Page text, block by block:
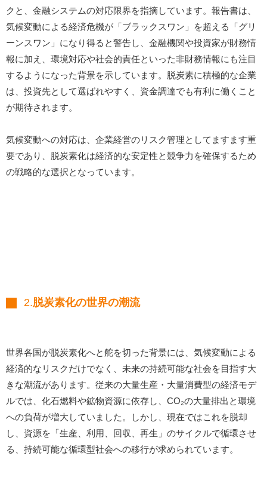
クと、金融システムの対応限界を指摘しています。報告書は、
気候変動による経済危機が「ブラックスワン」を超える「グリ
ーンスワン」になり得ると警告し、金融機関や投資家が財務情
報に加え、環境対応や社会的責任といった非財務情報にも注目
するようになった背景を示しています。脱炭素に積極的な企業
は、投資先として選ばれやすく、資金調達でも有利に働くこと
が期待されます。
気候変動への対応は、企業経営のリスク管理としてますます重
要であり、脱炭素化は経済的な安定性と競争力を確保するため
の戦略的な選択となっています。
2.脱炭素化の世界の潮流
世界各国が脱炭素化へと舵を切った背景には、気候変動による
経済的なリスクだけでなく、未来の持続可能な社会を目指す大
きな潮流があります。従来の大量生産・大量消費型の経済モデ
ルでは、化石燃料や鉱物資源に依存し、CO₂の大量排出と環境
への負荷が増大していました。しかし、現在ではこれを脱却
し、資源を「生産、利用、回収、再生」のサイクルで循環させ
る、持続可能な循環型社会への移行が求められています。